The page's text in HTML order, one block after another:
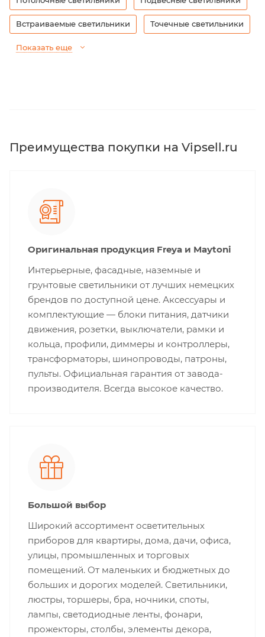
Встраиваемые светильники Точечные светильники
Показать еще
Преимущества покупки на Vipsell.ru
Оригинальная продукция Freya и Maytoni
Интерьерные, фасадные, наземные и
грунтовые светильники от лучших немецких
брендов по доступной цене. Аксессуары и
комплектующие — блоки питания, датчики
движения, розетки, выключатели, рамки и
кольца, профили, диммеры и контроллеры,
трансформаторы, шинопроводы, патроны,
пульты. Официальная гарантия от завода-
производителя. Всегда высокое качество.
Большой выбор
Широкий ассортимент осветительных
приборов для квартиры, дома, дачи, офиса,
улицы, промышленных и торговых
помещений. От маленьких и бюджетных до
больших и дорогих моделей. Светильники,
люстры, торшеры, бра, ночники, споты,
лампы, светодиодные ленты, фонари,
прожекторы, столбы, элементы декора,